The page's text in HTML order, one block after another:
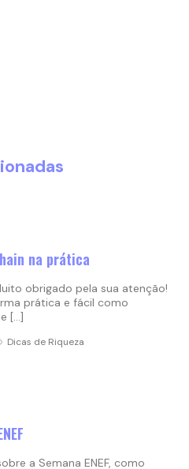
na prática
obrigado pela sua atenção!
prática e fácil como
[…]
Dicas de Riqueza
a Semana ENEF, como